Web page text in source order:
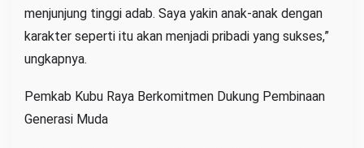
menjunjung tinggi adab. Saya yakin anak-anak dengan
karakter seperti itu akan menjadi pribadi yang sukses,”
ungkapnya.
Pemkab Kubu Raya Berkomitmen Dukung Pembinaan
Generasi Muda